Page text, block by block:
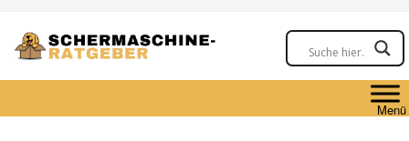
main
content
Menü